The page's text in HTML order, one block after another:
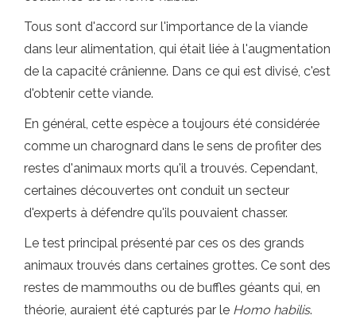
Tous sont d'accord sur l'importance de la viande
dans leur alimentation, qui était liée à l'augmentation
de la capacité crânienne. Dans ce qui est divisé, c'est
d'obtenir cette viande.
En général, cette espèce a toujours été considérée
comme un charognard dans le sens de profiter des
restes d'animaux morts qu'il a trouvés. Cependant,
certaines découvertes ont conduit un secteur
d'experts à défendre qu'ils pouvaient chasser.
Le test principal présenté par ces os des grands
animaux trouvés dans certaines grottes. Ce sont des
restes de mammouths ou de buffles géants qui, en
théorie, auraient été capturés par le Homo habilis.